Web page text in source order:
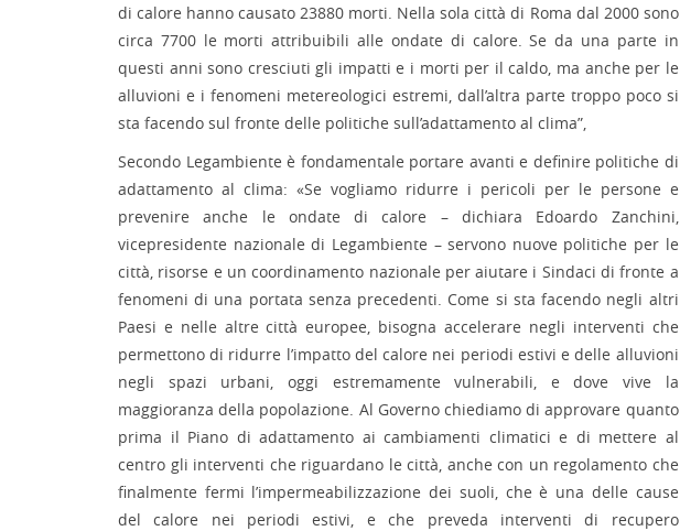
di calore hanno causato 23880 morti. Nella sola città di Roma dal 2000 sono
circa 7700 le morti attribuibili alle ondate di calore. Se da una parte in
questi anni sono cresciuti gli impatti e i morti per il caldo, ma anche per le
alluvioni e i fenomeni metereologici estremi, dall’altra parte troppo poco si
sta facendo sul fronte delle politiche sull’adattamento al clima”,
Secondo Legambiente è fondamentale portare avanti e definire politiche di
adattamento al clima: «Se vogliamo ridurre i pericoli per le persone e
prevenire anche le ondate di calore – dichiara Edoardo Zanchini,
vicepresidente nazionale di Legambiente – servono nuove politiche per le
città, risorse e un coordinamento nazionale per aiutare i Sindaci di fronte a
fenomeni di una portata senza precedenti. Come si sta facendo negli altri
Paesi e nelle altre città europee, bisogna accelerare negli interventi che
permettono di ridurre l’impatto del calore nei periodi estivi e delle alluvioni
negli spazi urbani, oggi estremamente vulnerabili, e dove vive la
maggioranza della popolazione. Al Governo chiediamo di approvare quanto
prima il Piano di adattamento ai cambiamenti climatici e di mettere al
centro gli interventi che riguardano le città, anche con un regolamento che
finalmente fermi l’impermeabilizzazione dei suoli, che è una delle cause
del calore nei periodi estivi, e che preveda interventi di recupero